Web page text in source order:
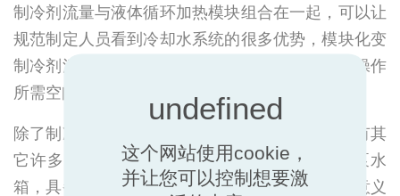
制冷剂流量与液体循环加热模块组合在一起，可以让
规范制定人员看到冷却水系统的很多优势，模块化变
制冷剂流量单元的紧凑体积让安装更简便、使用操作
所需空间更小。
除了制冷应用功能之外，变制冷剂流量系统还具有其
它许多功能。很多变制冷剂流量系统附加了热泵水
箱，具备采暖及制冷等功能，而这些功能在传统意义
这个网站使用cookie，
并让您可以控制想要激